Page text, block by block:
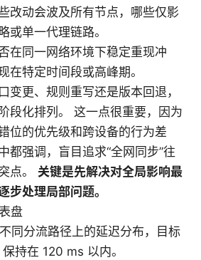
改动会波及所有节点，哪些仅影
或单一代理链路。
在同一网络环境下稳定重现冲
在特定时间段或高峰期。
变更、规则重写还是版本回退，
段化排列。 这一点很重要，因为
位的优先级和跨设备的行为差
都强调，盲目追求“全网同步”往
点。 关键是先解决对全局影响最
步处理局部问题。
盘
同分流路径上的延迟分布，目标
持在 120 ms 以内。